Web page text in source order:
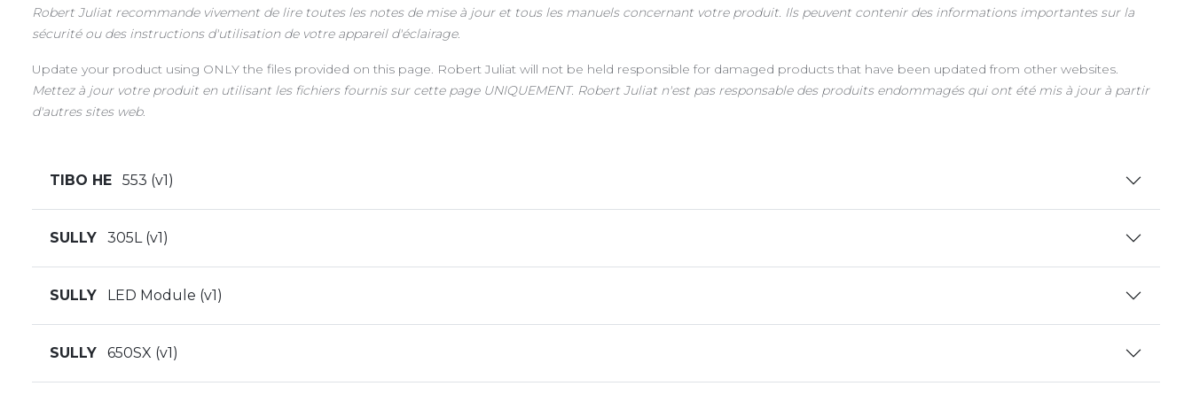
Robert Juliat recommande vivement de lire toutes les notes de mise à jour et tous les manuels concernant votre produit. Ils peuvent contenir des informations importantes sur la
sécurité ou des instructions d'utilisation de votre appareil d'éclairage.
Update your product using ONLY the files provided on this page. Robert Juliat will not be held responsible for damaged products that have been updated from other websites.
Mettez à jour votre produit en utilisant les fichiers fournis sur cette page UNIQUEMENT. Robert Juliat n'est pas responsable des produits endommagés qui ont été mis à jour à partir
d'autres sites web.
TIBO HE 553 (v1)
SULLY 305L (v1)
SULLY LED Module (v1)
SULLY 650SX (v1)